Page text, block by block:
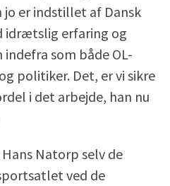
er indstillet af Dansk
idrætslig erfaring og
som både OL-
politiker. Det, er vi sikre
i det arbejde, han nu
Natorp selv de
ved de